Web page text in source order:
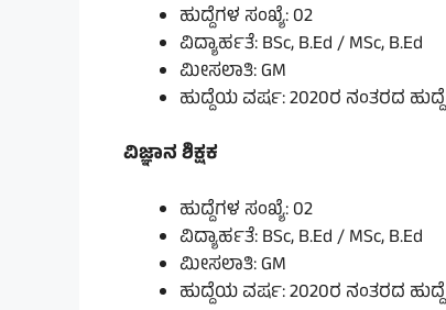
ಹುದ್ದೆಗಳ ಸಂಖ್ಯೆ: 02
ವಿದ್ಯಾರ್ಹತೆ: BSc, B.Ed / MSc, B.Ed
ಮೀಸಲಾತಿ: GM
ಹುದ್ದೆಯ ವರ್ಷ: 2020ರ ನಂತರದ ಹುದ್ದೆ
ವಿಜ್ಞಾನ ಶಿಕ್ಷಕ
ಹುದ್ದೆಗಳ ಸಂಖ್ಯೆ: 02
ವಿದ್ಯಾರ್ಹತೆ: BSc, B.Ed / MSc, B.Ed
ಮೀಸಲಾತಿ: GM
ಹುದ್ದೆಯ ವರ್ಷ: 2020ರ ನಂತರದ ಹುದ್ದೆ